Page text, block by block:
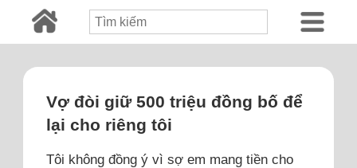
Vợ đòi giữ 500 triệu đồng bố để
lại cho riêng tôi
Tôi không đồng ý vì sợ em mang tiền cho